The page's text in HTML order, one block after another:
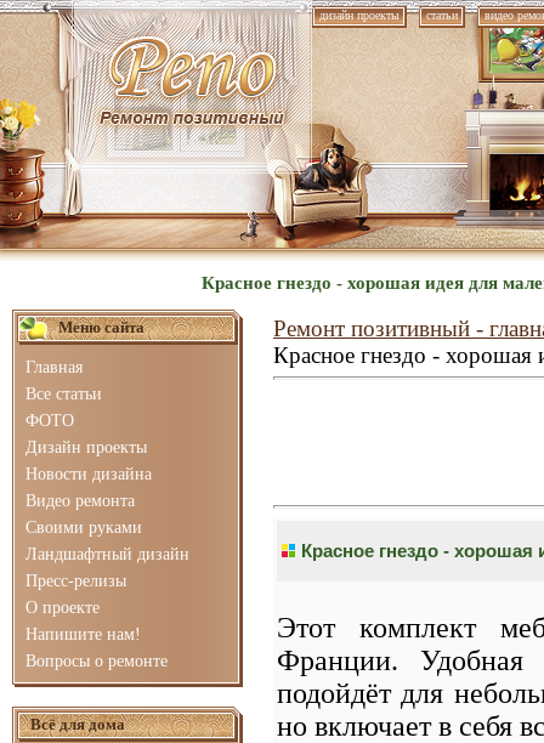
дизайн проекты статьи видео
Красное гнездо - хорошая идея для
Меню сайта
Главная
Все статьи
ФОТО
Дизайн проекты
Новости дизайна
Видео ремонта
Своими руками
Ландшафтный дизайн
Пресс-релизы
О проекте
Напишите нам!
Вопросы о ремонте
Всё для дома
Ремонт позитивный -
Красное гнездо - хорошая
Красное гнездо -
Этот комплект
Франции.
подойдёт для
но включает в себя